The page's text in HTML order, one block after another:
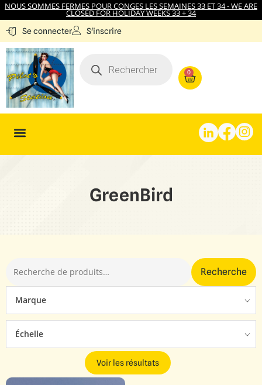
NOUS SOMMES FERMES POUR CONGES LES SEMAINES 33 ET 34 - WE ARE
CLOSED FOR HOLIDAY WEEKS 33 + 34
Se connecter S'inscrire
0
GreenBird
Recherche
Marque
Échelle
Voir les résultats